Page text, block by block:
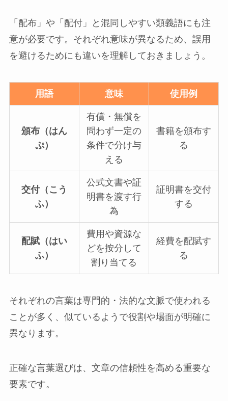
「配布」や「配付」と混同しやすい類義語にも注
意が必要です。それぞれ意味が異なるため、誤用
を避けるためにも違いを理解しておきましょう。
用語 意味 使用例
頒布（はん
ぷ）
有償・無償を
問わず一定の
条件で分け与
える
書籍を頒布す
る
交付（こう
ふ）
公式文書や証
明書を渡す行
為
証明書を交付
する
配賦（はい
ふ）
費用や資源な
どを按分して
割り当てる
経費を配賦す
る
それぞれの言葉は専門的・法的な文脈で使われる
ことが多く、似ているようで役割や場面が明確に
異なります。
正確な言葉選びは、文章の信頼性を高める重要な
要素です。